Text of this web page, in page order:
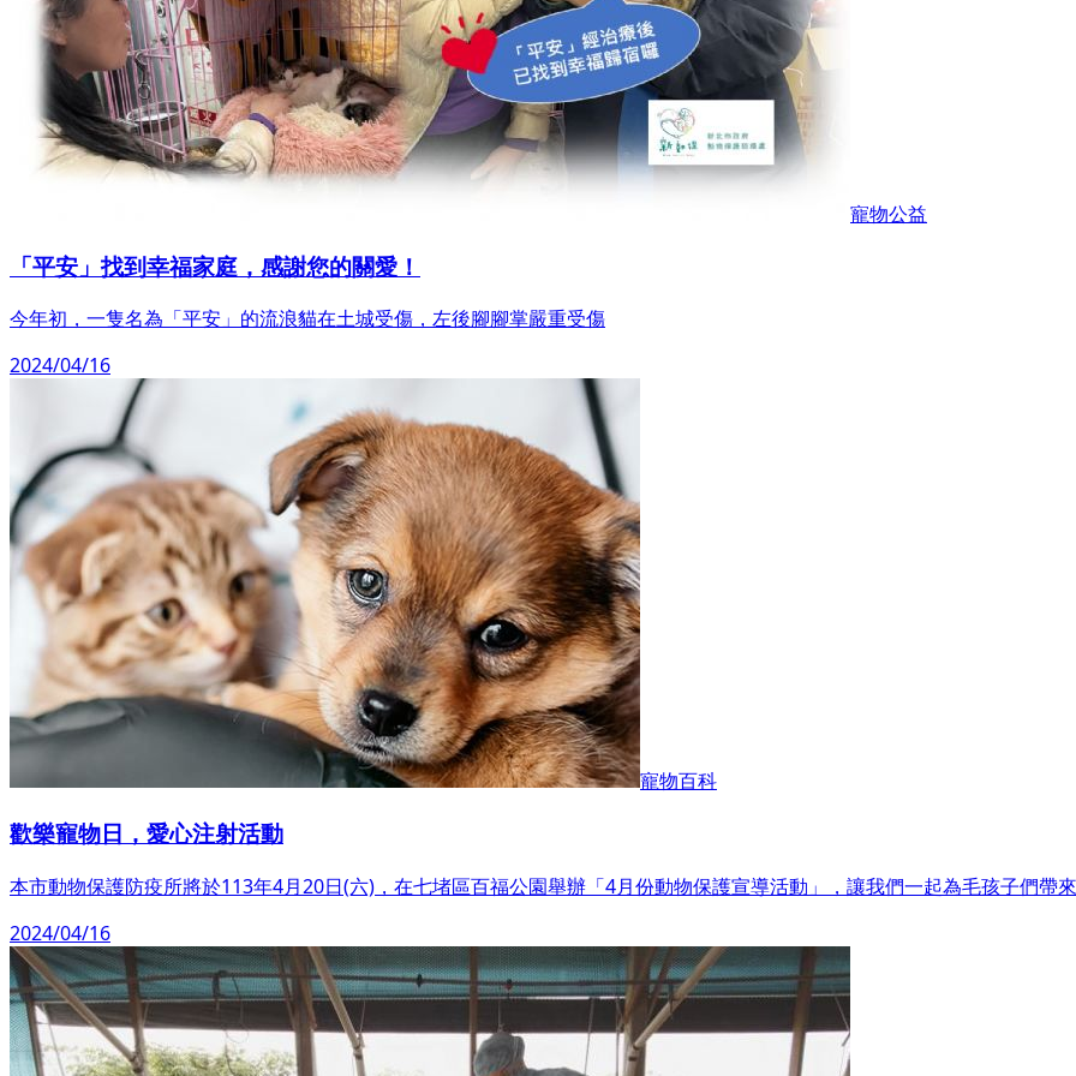
寵物公益
「平安」找到幸福家庭，感謝您的關愛！
今年初，一隻名為「平安」的流浪貓在土城受傷，左後腳腳掌嚴重受傷
2024/04/16
寵物百科
歡樂寵物日，愛心注射活動
本市動物保護防疫所將於113年4月20日(六)，在七堵區百福公園舉辦「4月份動物保護宣導活動」，讓我們一起為毛孩子們帶
2024/04/16